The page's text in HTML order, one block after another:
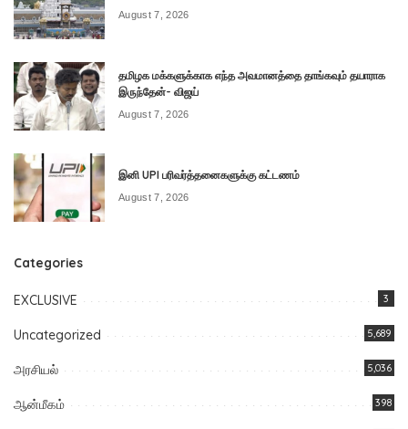
August 7, 2026
தமிழக மக்களுக்காக எந்த அவமானத்தை தாங்கவும் தயாராக
இருந்தேன்- விஜய்
August 7, 2026
இனி UPI பரிவர்த்தனைகளுக்கு கட்டணம்
August 7, 2026
Categories
EXCLUSIVE 3
Uncategorized 5,689
அரசியல் 5,036
ஆன்மீகம் 398